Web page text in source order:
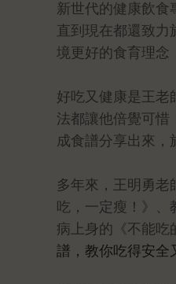
新世代的健康飲食
直到現在都還致力
境更好的食育理念
好吃又健康是王老
法都讓他倍覺可惜
成食譜分享出來，
多年來，王明勇
吃，一定瘦！》、
病上身的《不能吃
譜，教你吃得安全